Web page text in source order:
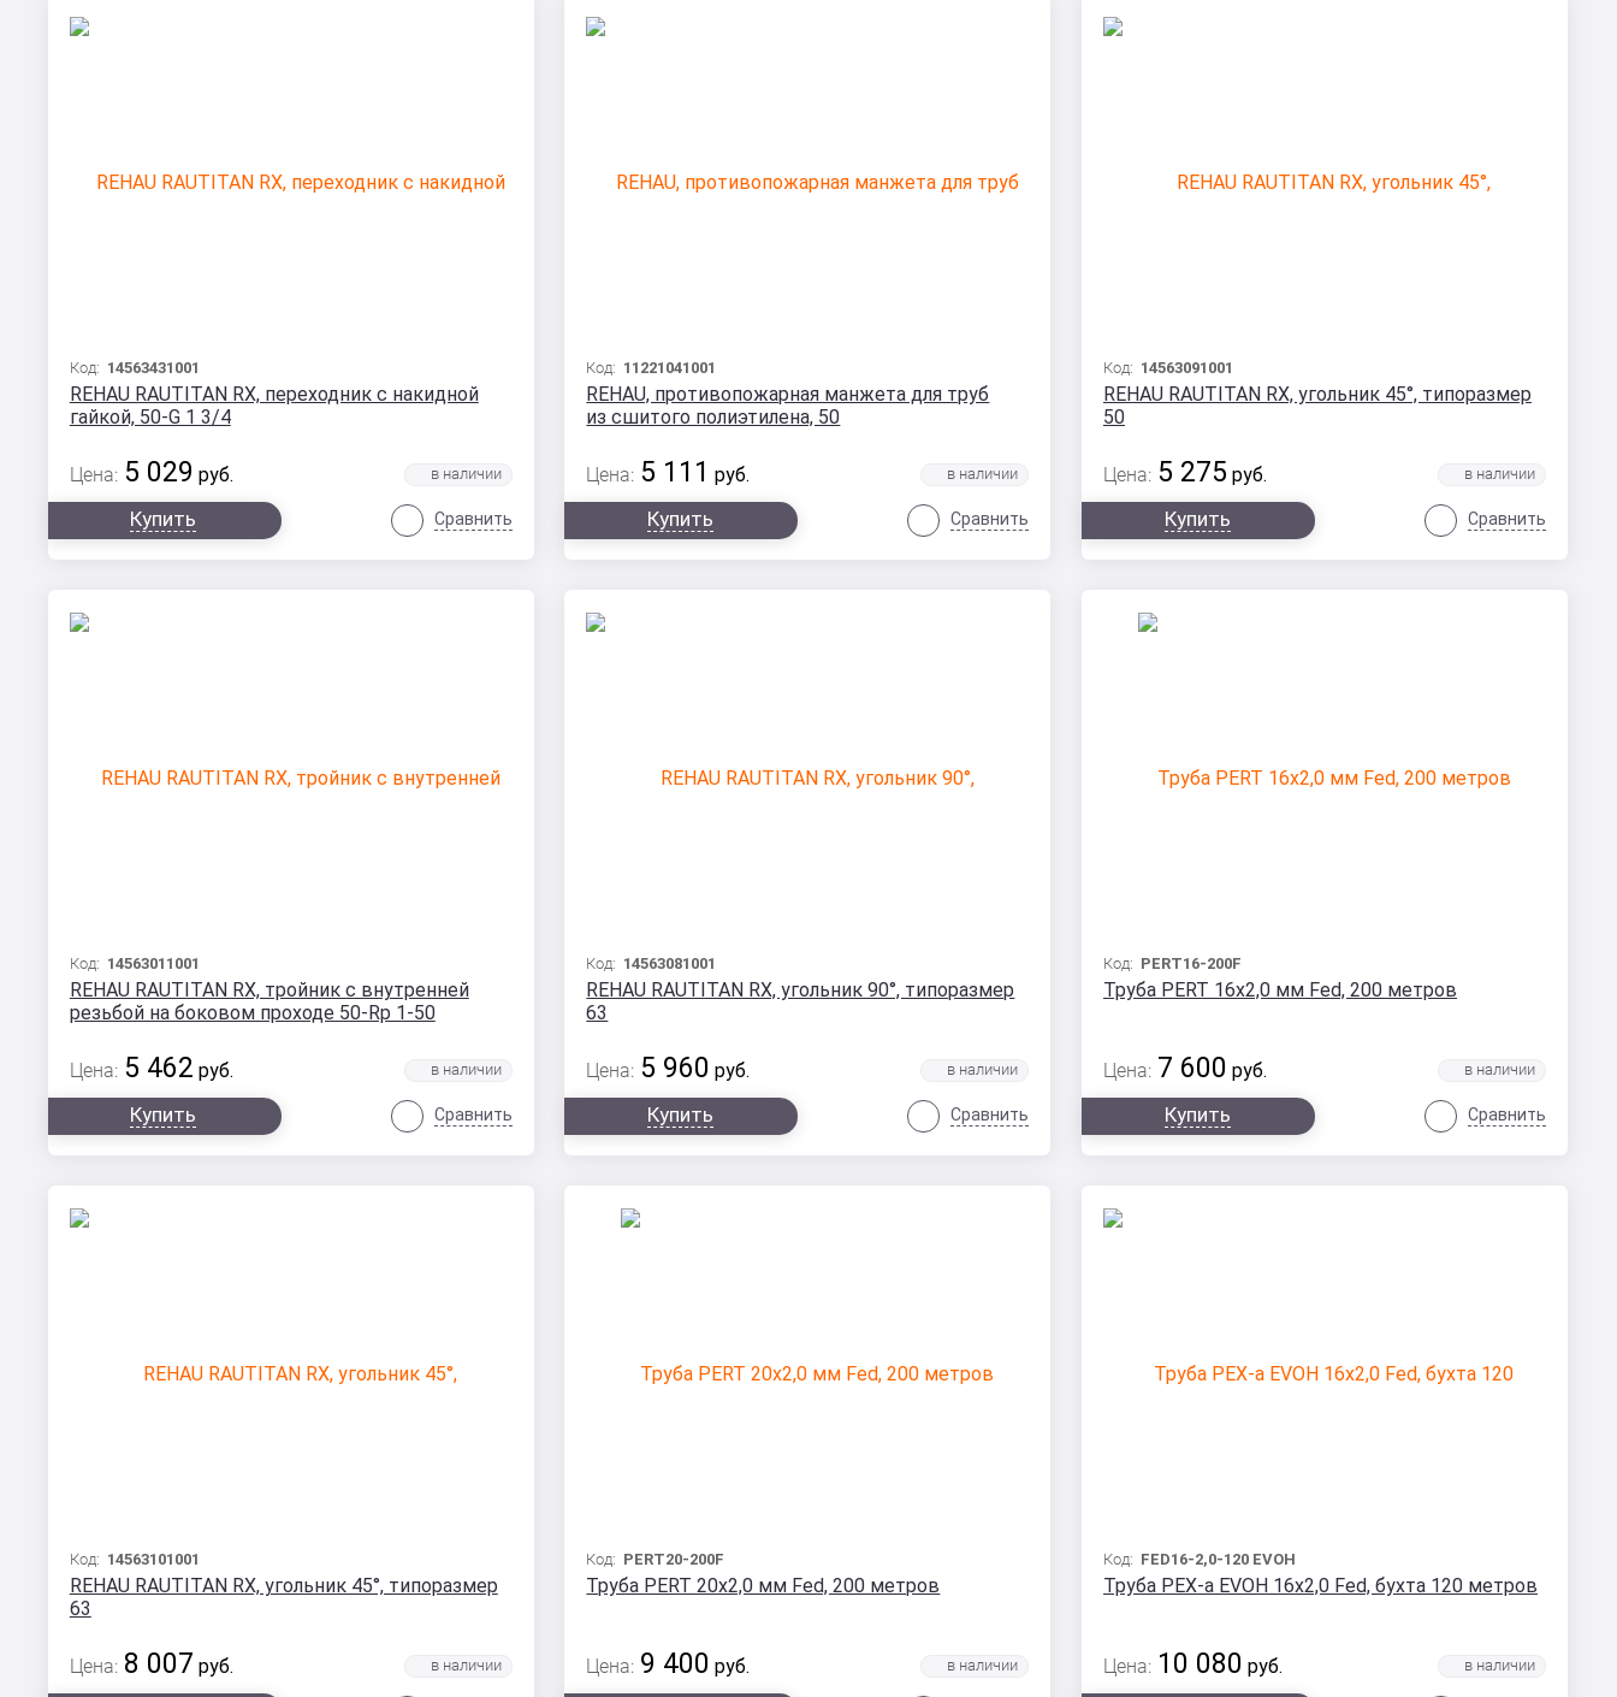
Код: 14563431001
REHAU RAUTITAN RX, переходник с накидной
гайкой, 50-G 1 3/4
Цена: 5 029 руб.
Купить Сравнить
Код: 11221041001
REHAU, противопожарная манжета для труб
из сшитого полиэтилена, 50
Цена: 5 111 руб.
Купить Сравнить
Код: 14563091001
REHAU RAUTITAN RX, угольник 45°, типоразмер
50
Цена: 5 275 руб.
Купить Сравнить
Код: 14563011001
REHAU RAUTITAN RX, тройник с внутренней
резьбой на боковом проходе 50-Rp 1-50
Цена: 5 462 руб.
Купить Сравнить
Код: 14563081001
REHAU RAUTITAN RX, угольник 90°, типоразмер
63
Цена: 5 960 руб.
Купить Сравнить
Код: PERT16-200F
Труба PERT 16х2,0 мм Fed, 200 метров
Цена: 7 600 руб.
Купить Сравнить
Код: 14563101001
REHAU RAUTITAN RX, угольник 45°, типоразмер
63
Цена: 8 007 руб.
Код: PERT20-200F
Труба PERT 20х2,0 мм Fed, 200 метров
Цена: 9 400 руб.
Код: FED16-2,0-120 EVOH
Труба PEX-a EVOH 16x2,0 Fed, бухта 120 метров
Цена: 10 080 руб.